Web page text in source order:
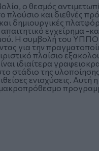
ο θεσμός
πλούσιο και διεθνές
και δημιουργικές
απαιτητικό εγχείρημα -
Η συμβολή του ΥΠΠΟ
για την
πλαίσιο
ιδιαίτερα
στάδιο της
ενισχύσεις.